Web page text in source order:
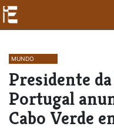
MUNDO
Presidente
Portugal
Cabo Verde